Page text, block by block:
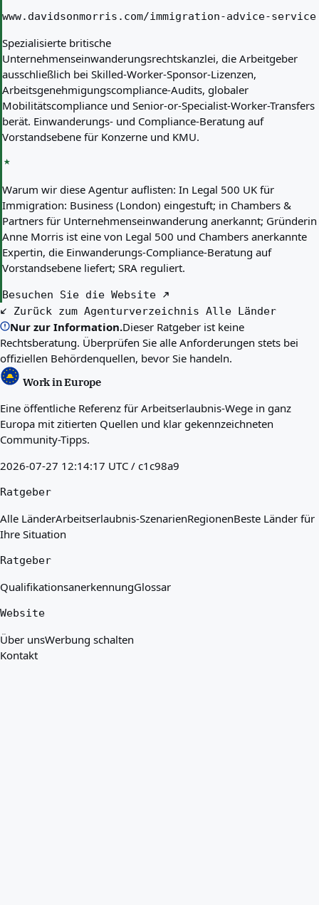
www.davidsonmorris.com/immigration-advice-service
Spezialisierte britische
Unternehmenseinwanderungsrechtskanzlei, die Arbeitgeber
ausschließlich bei Skilled-Worker-Sponsor-Lizenzen,
Arbeitsgenehmigungscompliance-Audits, globaler
Mobilitätscompliance und Senior-or-Specialist-Worker-Transfers
berät. Einwanderungs- und Compliance-Beratung auf
Vorstandsebene für Konzerne und KMU.
Warum wir diese Agentur auflisten: In Legal 500 UK für
Immigration: Business (London) eingestuft; in Chambers &
Partners für Unternehmenseinwanderung anerkannt; Gründerin
Anne Morris ist eine von Legal 500 und Chambers anerkannte
Expertin, die Einwanderungs-Compliance-Beratung auf
Vorstandsebene liefert; SRA reguliert.
Besuchen Sie die Website
Zurück zum Agenturverzeichnis Alle Länder
Nur zur Information.Dieser Ratgeber ist keine
Rechtsberatung. Überprüfen Sie alle Anforderungen stets bei
offiziellen Behördenquellen, bevor Sie handeln.
Work in Europe
Eine öffentliche Referenz für Arbeitserlaubnis-Wege in ganz
Europa mit zitierten Quellen und klar gekennzeichneten
Community-Tipps.
2026-07-27 12:14:17 UTC / c1c98a9
Ratgeber
Alle LänderArbeitserlaubnis-SzenarienRegionenBeste Länder für
Ihre Situation
Ratgeber
QualifikationsanerkennungGlossar
Website
Über unsWerbung schalten
Kontakt